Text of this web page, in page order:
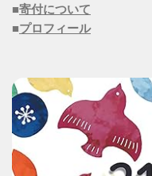
■寄付について
■プロフィール